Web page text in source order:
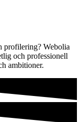
profilering? Webolia
och professionell
ambitioner.